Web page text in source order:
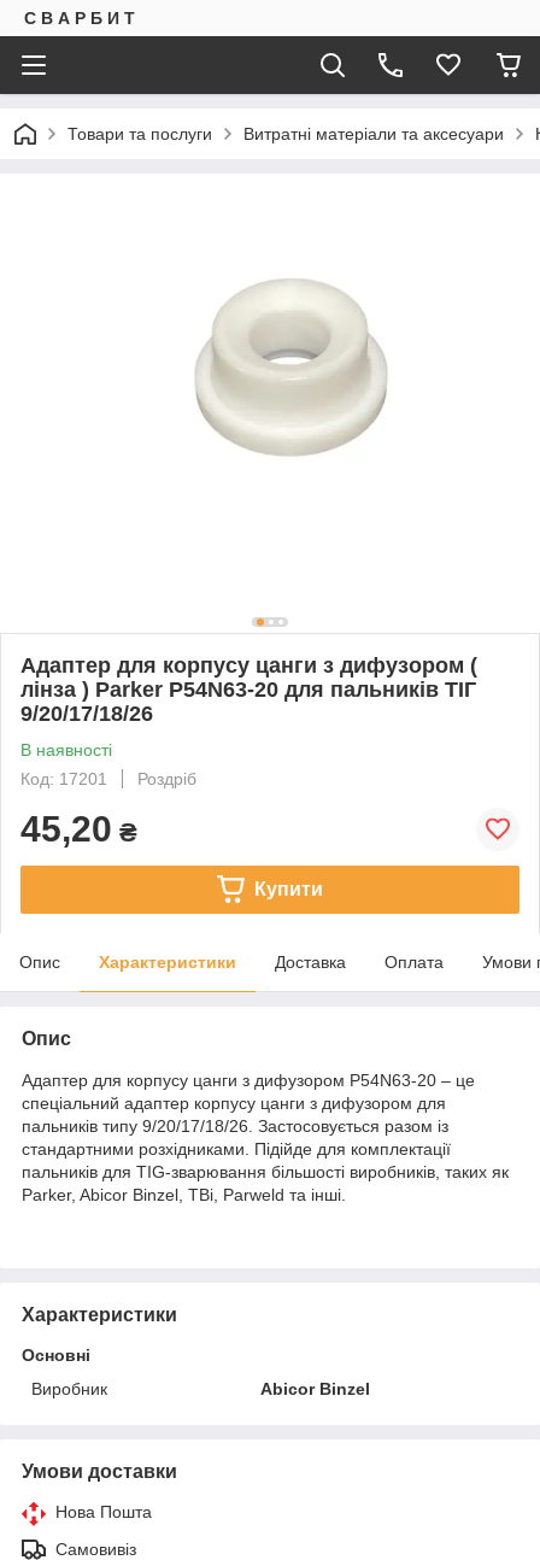
С В А Р Б И Т
Товари та послуги Витратні матеріали та аксесуари
Адаптер для корпусу цанги з дифузором (
лінза ) Parker P54N63-20 для пальників ТІГ
9/20/17/18/26
В наявності
Код: 17201
Роздріб
45,20 ₴
Купити
Опис Характеристики Доставка Оплата Умови
Опис
Адаптер для корпусу цанги з дифузором Р54N63-20 – це
спеціальний адаптер корпусу цанги з дифузором для
пальників типу 9/20/17/18/26. Застосовується разом із
стандартними розхідниками. Підійде для комплектації
пальників для TIG-зварювання більшості виробників, таких як
Parker, Abicor Binzel, TBi, Parweld та інші.
Характеристики
Основні
Виробник
Abicor Binzel
Умови доставки
Нова Пошта
Самовивіз